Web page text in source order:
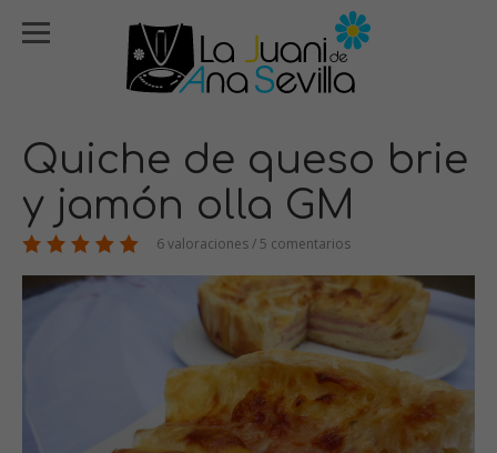
Quiche de queso brie
y jamón olla GM
6 valoraciones / 5 comentarios